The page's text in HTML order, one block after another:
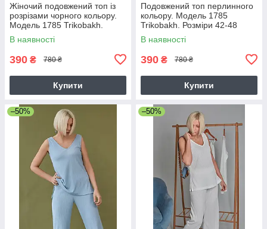
Жіночий подовжений топ із
розрізами чорного кольору.
Модель 1785 Trikobakh.
Розмір 42-44
В наявності
390 ₴ 780 ₴
Купити
Подовжений топ перлинного
кольору. Модель 1785
Trikobakh. Розміри 42-48
В наявності
390 ₴ 780 ₴
Купити
–50% –50%